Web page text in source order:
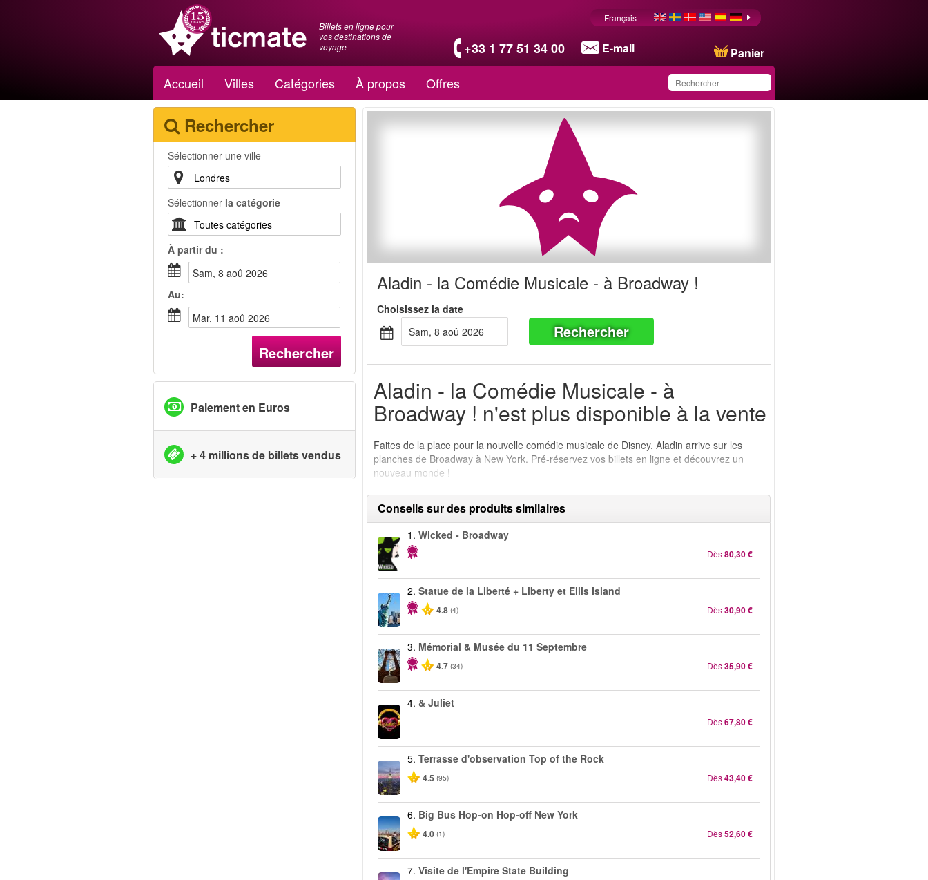
Billets en ligne pour
vos destinations de
voyage
+33 1 77 51 34 00 E-mail Panier
Français
Accueil Villes Catégories À propos Offres
Rechercher
Sélectionner une ville
Sélectionner la catégorie
À partir du :
sam, 8 aoû 2026
Au:
mar, 11 aoû 2026
Rechercher
Paiement en Euros
+ 4 millions de billets vendus
Aladin - la Comédie Musicale - à Broadway !
Choisissez la date
sam, 8 aoû 2026
Rechercher
Aladin - la Comédie Musicale - à
Broadway ! n'est plus disponible à la vente
Faites de la place pour la nouvelle comédie musicale de Disney, Aladin arrive sur les
planches de Broadway à New York. Pré-réservez vos billets en ligne et découvrez un
nouveau monde !
Conseils sur des produits similaires
1.Wicked - Broadway
Dès80,30 €
2.Statue de la Liberté + Liberty et Ellis Island
4.8 (4) Dès30,90 €
3. Mémorial & Musée du 11 Septembre
4.7 (34) Dès35,90 €
4.& Juliet
Dès67,80 €
5.Terrasse d'observation Top of the Rock
4.5 (95) Dès43,40 €
6. Big Bus Hop-on Hop-off New York
4.0 (1) Dès52,60 €
7.Visite de l'Empire State Building